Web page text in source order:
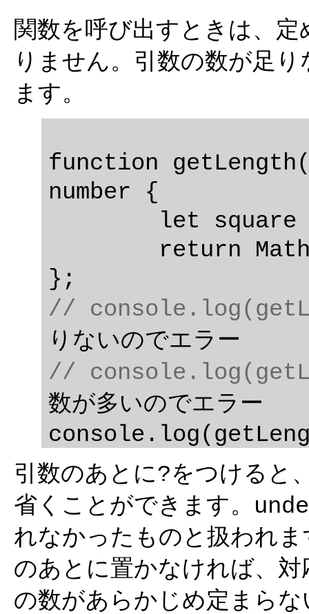
関数を呼び出すときは、
りません。引数の数が足
ます。
function
number {
//
//
数が多いのでエラー
引数のあとに?をつけると
省くことができます。
れなかったものと扱われ
のあとに置かなければ、
の数があらかじめ定まら